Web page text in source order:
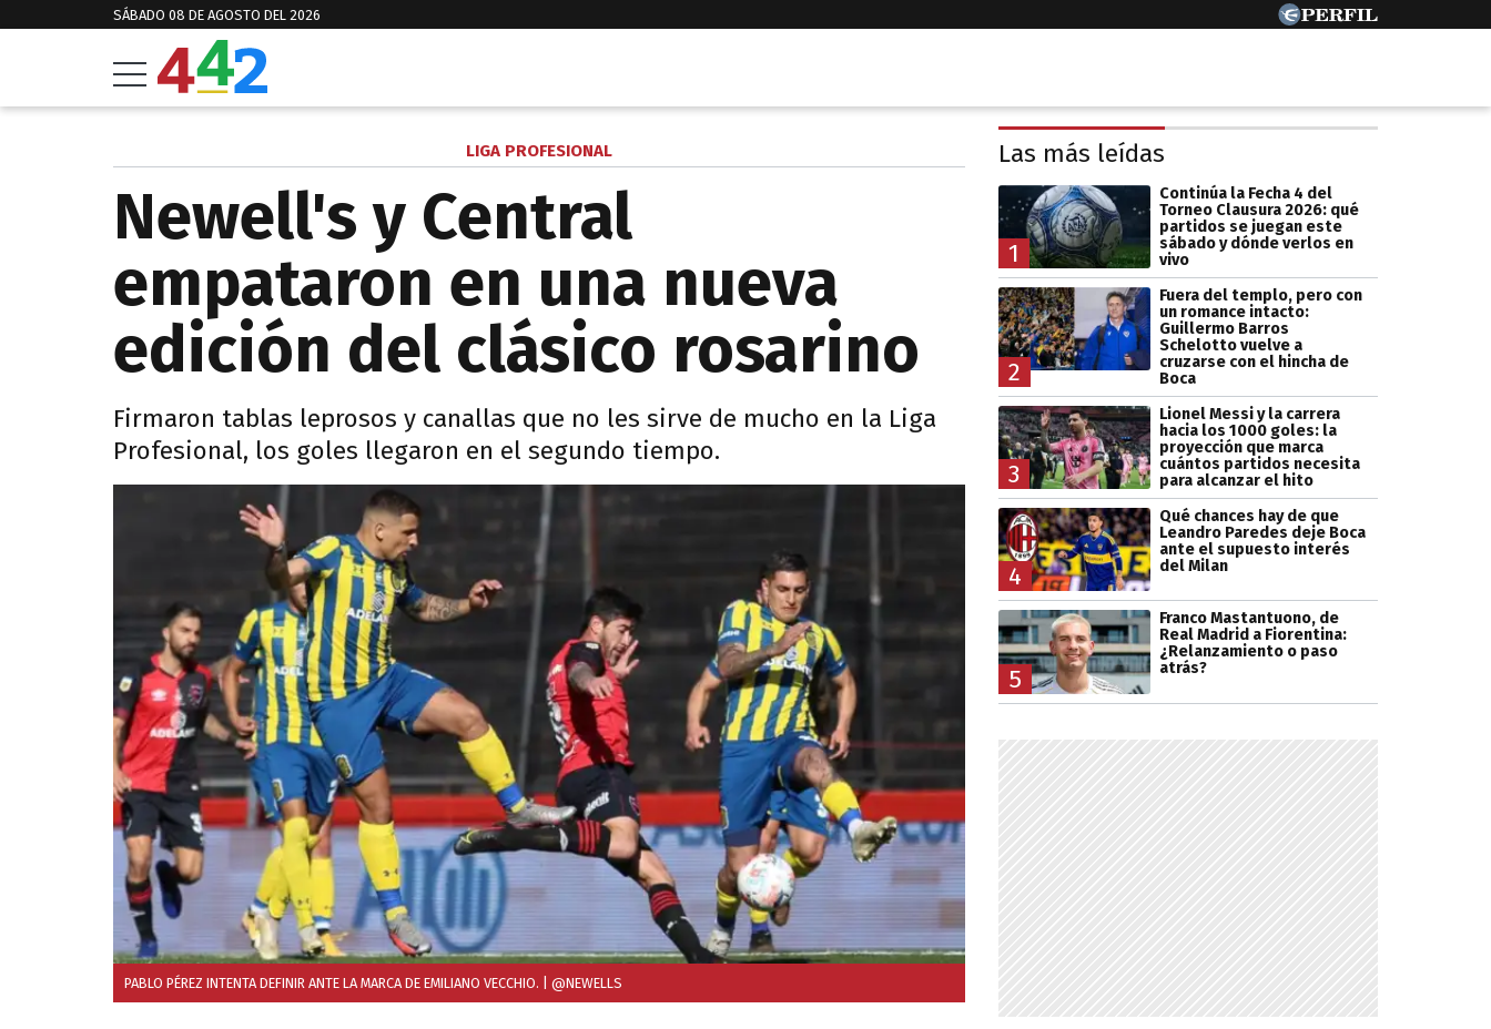
SÁBADO 08 DE AGOSTO DEL 2026
LIGA PROFESIONAL
Newell's y Central
empataron en una nueva
edición del clásico rosarino
Firmaron tablas leprosos y canallas que no les sirve de mucho en la Liga
Profesional, los goles llegaron en el segundo tiempo.
PABLO PÉREZ INTENTA DEFINIR ANTE LA MARCA DE EMILIANO VECCHIO. | @NEWELLS
Las más leídas
1
Continúa la Fecha 4 del
Torneo Clausura 2026: qué
partidos se juegan este
sábado y dónde verlos en
vivo
2
Fuera del templo, pero con
un romance intacto:
Guillermo Barros
Schelotto vuelve a
cruzarse con el hincha de
Boca
3
Lionel Messi y la carrera
hacia los 1000 goles: la
proyección que marca
cuántos partidos necesita
para alcanzar el hito
4
Qué chances hay de que
Leandro Paredes deje Boca
ante el supuesto interés
del Milan
5
Franco Mastantuono, de
Real Madrid a Fiorentina:
¿Relanzamiento o paso
atrás?